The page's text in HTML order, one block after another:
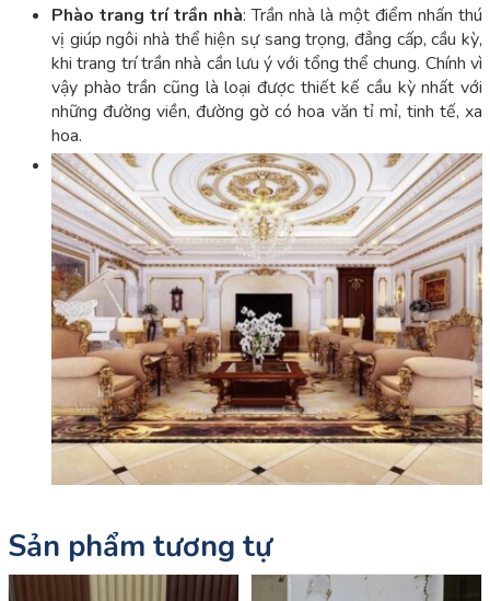
Phào trang trí trần nhà: Trần nhà là một điểm nhấn thú
vị giúp ngôi nhà thể hiện sự sang trọng, đẳng cấp, cầu kỳ,
khi trang trí trần nhà cần lưu ý với tổng thể chung. Chính vì
vậy phào trần cũng là loại được thiết kế cầu kỳ nhất với
những đường viền, đường gờ có hoa văn tỉ mỉ, tinh tế, xa
hoa.
Sản phẩm tương tự